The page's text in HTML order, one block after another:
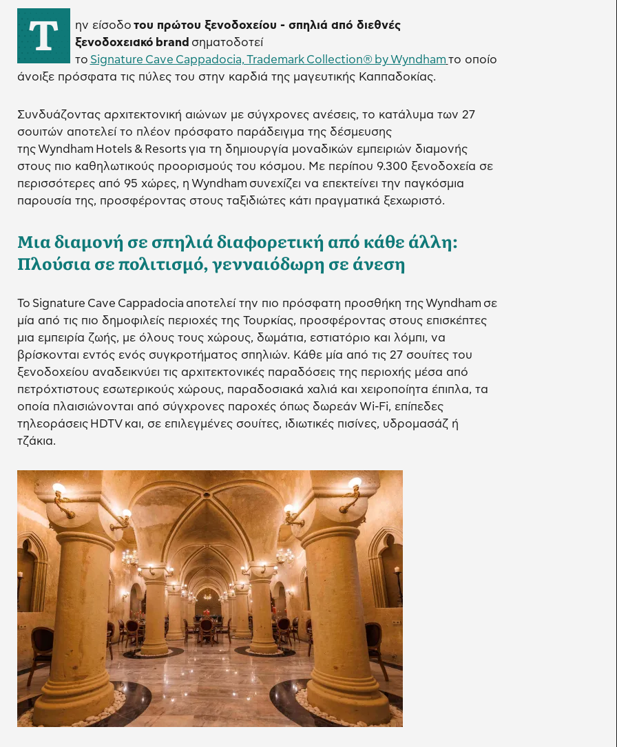
Τ ην είσοδο του πρώτου ξενοδοχείου - σπηλιά από διεθνές
ξενοδοχειακό brand σηματοδοτεί
το Signature Cave Cappadocia, Trademark Collection® by Wyndham το οποίο
άνοιξε πρόσφατα τις πύλες του στην καρδιά της μαγευτικής Καππαδοκίας.
Συνδυάζοντας αρχιτεκτονική αιώνων με σύγχρονες ανέσεις, το κατάλυμα των 27
σουιτών αποτελεί το πλέον πρόσφατο παράδειγμα της δέσμευσης
της Wyndham Hotels & Resorts για τη δημιουργία μοναδικών εμπειριών διαμονής
στους πιο καθηλωτικούς προορισμούς του κόσμου. Με περίπου 9.300 ξενοδοχεία σε
περισσότερες από 95 χώρες, η Wyndham συνεχίζει να επεκτείνει την παγκόσμια
παρουσία της, προσφέροντας στους ταξιδιώτες κάτι πραγματικά ξεχωριστό.
Μια διαμονή σε σπηλιά διαφορετική από κάθε άλλη:
Πλούσια σε πολιτισμό, γενναιόδωρη σε άνεση
Το Signature Cave Cappadocia αποτελεί την πιο πρόσφατη προσθήκη της Wyndham σε
μία από τις πιο δημοφιλείς περιοχές της Τουρκίας, προσφέροντας στους επισκέπτες
μια εμπειρία ζωής, με όλους τους χώρους, δωμάτια, εστιατόριο και λόμπι, να
βρίσκονται εντός ενός συγκροτήματος σπηλιών. Κάθε μία από τις 27 σουίτες του
ξενοδοχείου αναδεικνύει τις αρχιτεκτονικές παραδόσεις της περιοχής μέσα από
πετρόχτιστους εσωτερικούς χώρους, παραδοσιακά χαλιά και χειροποίητα έπιπλα, τα
οποία πλαισιώνονται από σύγχρονες παροχές όπως δωρεάν Wi-Fi, επίπεδες
τηλεοράσεις HDTV και, σε επιλεγμένες σουίτες, ιδιωτικές πισίνες, υδρομασάζ ή
τζάκια.